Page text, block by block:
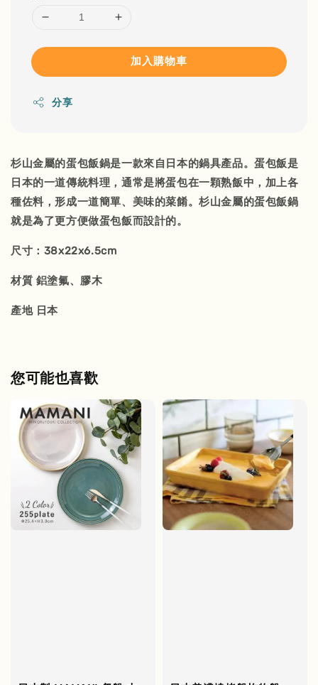
加入購物車
分享
杉山金屬的蛋包飯鍋是一款來自日本的鍋具產品。蛋包飯是
日本的一道傳統料理，通常是將蛋包在一顆熟飯中，加上各
種佐料，形成一道簡單、美味的菜餚。杉山金屬的蛋包飯鍋
就是為了更方便做蛋包飯而設計的。
尺寸：38x22x6.5cm
材質 鋁塗氟、膠木
產地 日本
您可能也喜歡